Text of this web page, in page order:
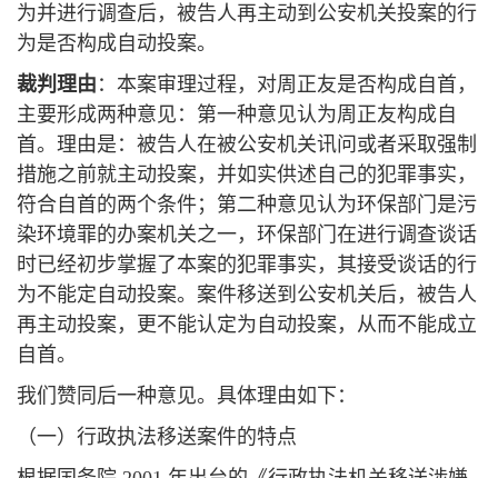
为并进行调查后，被告人再主动到公安机关投案的行
为是否构成自动投案。
裁判理由 ：本案审理过程，对周正友是否构成自首，
主要形成两种意见：第一种意见认为周正友构成自
首。理由是：被告人在被公安机关讯问或者采取强制
措施之前就主动投案，并如实供述自己的犯罪事实，
符合自首的两个条件；第二种意见认为环保部门是污
染环境罪的办案机关之一，环保部门在进行调查谈话
时已经初步掌握了本案的犯罪事实，其接受谈话的行
为不能定自动投案。案件移送到公安机关后，被告人
再主动投案，更不能认定为自动投案，从而不能成立
自首。
我们赞同后一种意见。具体理由如下：
（一）行政执法移送案件的特点